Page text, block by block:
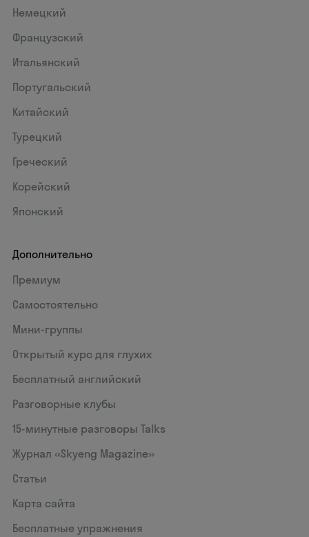
Немецкий
Французский
Итальянский
Португальский
Китайский
Турецкий
Греческий
Корейский
Японский
Дополнительно
Премиум
Самостоятельно
Мини-группы
Открытый курс для глухих
Бесплатный английский
Разговорные клубы
15‑минутные разговоры Talks
Журнал «Skyeng Magazine»
Статьи
Карта сайта
Бесплатные упражнения